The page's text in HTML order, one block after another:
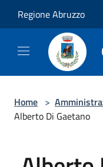
Regione Abruzzo
Home >
Alberto Di Gaetano